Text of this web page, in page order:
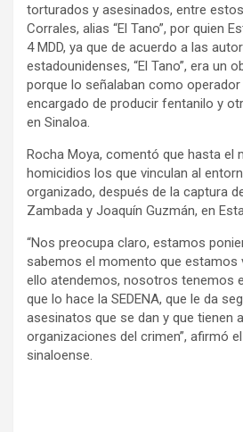
torturados y asesinados, entre
Corrales, alias “El Tano”, por quien
4 MDD, ya que de acuerdo a las
estadounidenses, “El Tano”, era un
porque lo señalaban como operador
encargado de producir fentanilo y
en Sinaloa.
Rocha Moya, comentó que hasta el
homicidios los que vinculan al
organizado, después de la captura
Zambada y Joaquín Guzmán, en
“Nos preocupa claro, estamos
sabemos el momento que estamos
ello atendemos, nosotros tenemos
que lo hace la SEDENA, que le da
asesinatos que se dan y que tienen
organizaciones del crimen”, afirmó
sinaloense.